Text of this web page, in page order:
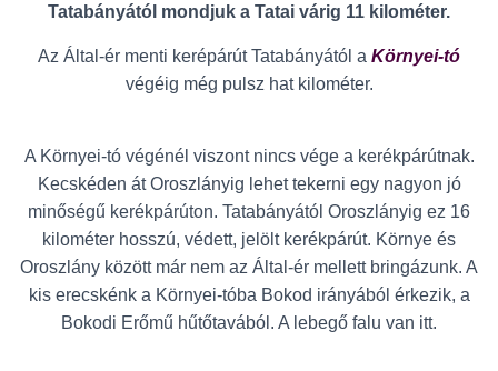
Tatabányától mondjuk a Tatai várig 11 kilométer.
Az Által-ér menti kerépárút Tatabányától a Környei-tó
végéig még pulsz hat kilométer.
A Környei-tó végénél viszont nincs vége a kerékpárútnak.
Kecskéden át Oroszlányig lehet tekerni egy nagyon jó
minőségű kerékpárúton. Tatabányától Oroszlányig ez 16
kilométer hosszú, védett, jelölt kerékpárút. Környe és
Oroszlány között már nem az Által-ér mellett bringázunk. A
kis erecskénk a Környei-tóba Bokod irányából érkezik, a
Bokodi Erőmű hűtőtavából. A lebegő falu van itt.